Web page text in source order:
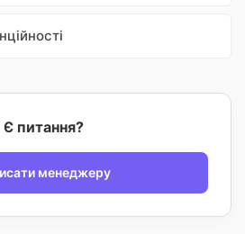
Є питання?
менеджеру